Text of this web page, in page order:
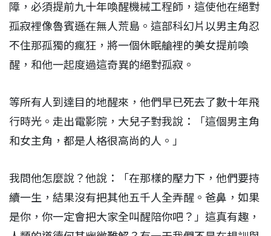
障，必須提前九十年喚醒機械工程師，這使他在絕對
孤寂裡像魯賓遜在無人荒島。這部科幻片以男主角忍
不住那孤獨的瘋狂，將一個休眠艙裡的美女提前喚
醒，和他一起度過這奇異的絕對孤寂。
等所有人到達目的地醒來，他們早已死去了數十年飛
行時光。走出電影院，大兒子對我說：「這個男主角
和女主角，都是人格很高尚的人。」
我問他怎麼說？他說：「在那樣的壓力下，他們要持
續一生，結果沒有把其他五千人全弄醒。爸鼻，如果
是你，你一定會把大家全叫醒陪你吧？」這真有趣，